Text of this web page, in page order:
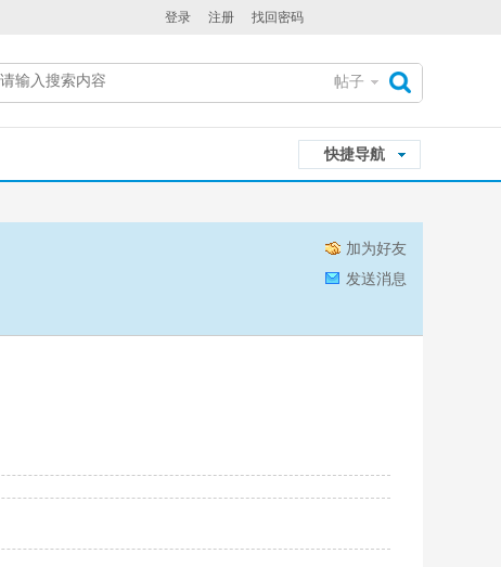
登录 注册 找回密码
帖子
快捷导航
加为好友
发送消息